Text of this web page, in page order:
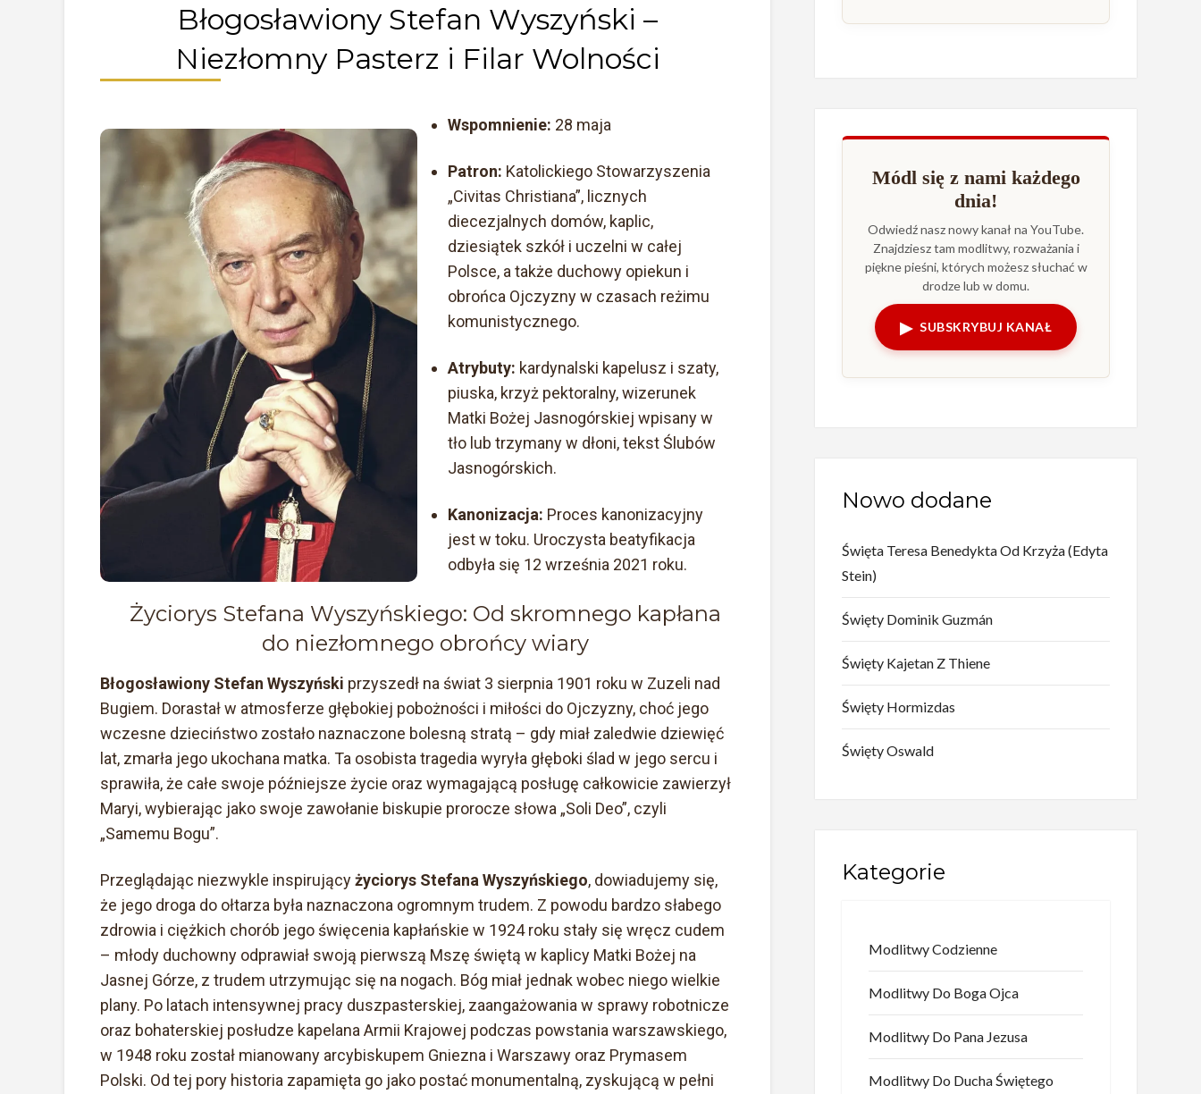
Błogosławiony Stefan Wyszyński –
Niezłomny Pasterz i Filar Wolności
Wspomnienie: 28 maja
Patron: Katolickiego Stowarzyszenia
„Civitas Christiana”, licznych
diecezjalnych domów, kaplic,
dziesiątek szkół i uczelni w całej
Polsce, a także duchowy opiekun i
obrońca Ojczyzny w czasach reżimu
komunistycznego.
Atrybuty: kardynalski kapelusz i szaty,
piuska, krzyż pektoralny, wizerunek
Matki Bożej Jasnogórskiej wpisany w
tło lub trzymany w dłoni, tekst Ślubów
Jasnogórskich.
Kanonizacja: Proces kanonizacyjny
jest w toku. Uroczysta beatyfikacja
odbyła się 12 września 2021 roku.
Życiorys Stefana Wyszyńskiego: Od skromnego kapłana
do niezłomnego obrońcy wiary
Błogosławiony Stefan Wyszyński przyszedł na świat 3 sierpnia 1901 roku w Zuzeli nad
Bugiem. Dorastał w atmosferze głębokiej pobożności i miłości do Ojczyzny, choć jego
wczesne dzieciństwo zostało naznaczone bolesną stratą – gdy miał zaledwie dziewięć
lat, zmarła jego ukochana matka. Ta osobista tragedia wyryła głęboki ślad w jego sercu i
sprawiła, że całe swoje późniejsze życie oraz wymagającą posługę całkowicie zawierzył
Maryi, wybierając jako swoje zawołanie biskupie prorocze słowa „Soli Deo”, czyli
„Samemu Bogu”.
Przeglądając niezwykle inspirującyżyciorys Stefana Wyszyńskiego, dowiadujemy się,
że jego droga do ołtarza była naznaczona ogromnym trudem. Z powodu bardzo słabego
zdrowia i ciężkich chorób jego święcenia kapłańskie w 1924 roku stały się wręcz cudem
– młody duchowny odprawiał swoją pierwszą Mszę świętą w kaplicy Matki Bożej na
Jasnej Górze, z trudem utrzymując się na nogach. Bóg miał jednak wobec niego wielkie
plany. Po latach intensywnej pracy duszpasterskiej, zaangażowania w sprawy robotnicze
oraz bohaterskiej posłudze kapelana Armii Krajowej podczas powstania warszawskiego,
w 1948 roku został mianowany arcybiskupem Gniezna i Warszawy oraz Prymasem
Polski. Od tej pory historia zapamięta go jako postać monumentalną, zyskującą w pełni
Módl się z nami każdego
dnia!
Odwiedź nasz nowy kanał na YouTube.
Znajdziesz tam modlitwy, rozważania i
piękne pieśni, których możesz słuchać w
drodze lub w domu.
▶ SUBSKRYBUJ KANAŁ
Nowo dodane
Święta Teresa Benedykta Od Krzyża (Edyta
Stein)
Święty Dominik Guzmán
Święty Kajetan Z Thiene
Święty Hormizdas
Święty Oswald
Kategorie
Modlitwy Codzienne
Modlitwy Do Boga Ojca
Modlitwy Do Pana Jezusa
Modlitwy Do Ducha Świętego